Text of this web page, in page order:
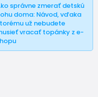
správne zmerať detskú
doma: Návod, vďaka
už nebudete
vracať topánky z e-